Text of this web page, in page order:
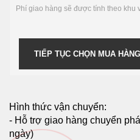
Phí giao hàng sẽ được tính theo khu
TIẾP TỤC CHỌN MUA HÀNG
Hình thức vận chuyển:
- Hỗ trợ giao hàng chuyển
ngày)